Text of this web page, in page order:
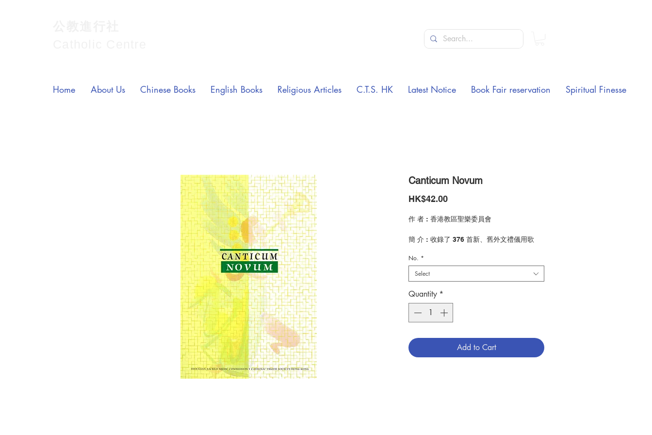
Canticum Novum
HK$42.00Price
作 者 : 香港教區聖樂委員會
簡 介 : 收錄了 376 首新、舊外文禮儀用歌
傳頌的原創中文禮儀歌曲編譯作品等。
出 版：香港公教真理學會
頁 數 : 352
分 類 : 音樂
No. 2388106771
No. *
Select
Quantity *
Add to Cart
Home About Us Chinese Books English Books Religious Articles C.T.S. HK Latest Notice Book Fair reservation Spiritual Finesse